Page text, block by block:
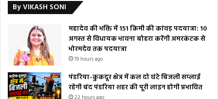
By VIKASH SONI
महादेव की भक्ति में 151 किमी की कांवड़ पदयात्रा: 10
अगस्त से विधायक भावना बोहरा करेंगी अमरकंटक से
भोरमदेव तक पदयात्रा
19 hours ago
पंडरिया-कुकदूर क्षेत्र में कल दो घंटे बिजली सप्लाई
रहेगी बंद पंडरिया शहर की पूरी लाइन होगी प्रभावित